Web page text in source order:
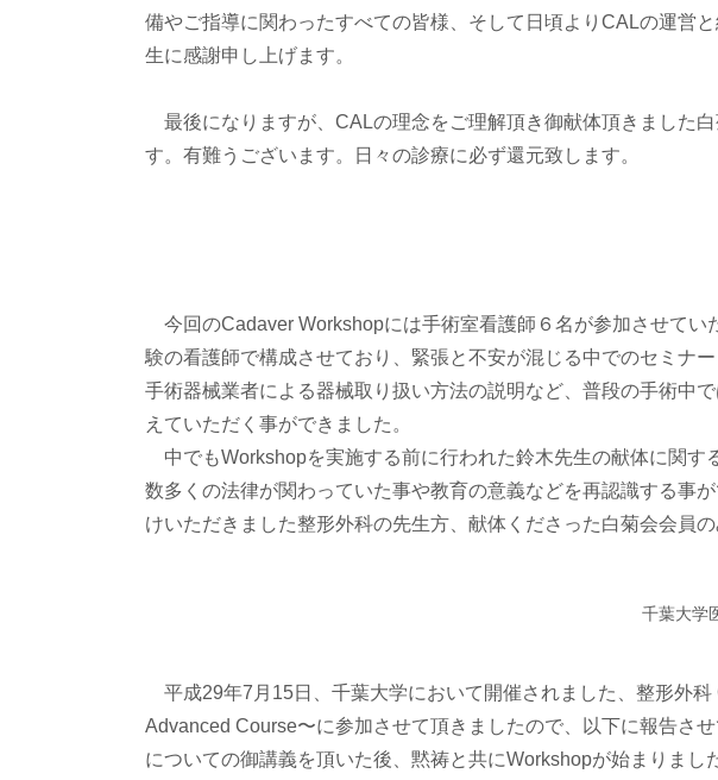
備やご指導に関わったすべての皆様、そして日頃よりCALの運営
生に感謝申し上げます。
最後になりますが、CALの理念をご理解頂き御献体頂きました
す。有難うございます。日々の診療に必ず還元致します。
今回のCadaver Workshopには手術室看護師６名が参加させてい
験の看護師で構成させており、緊張と不安が混じる中でのセミナ
手術器械業者による器械取り扱い方法の説明など、普段の手術中
えていただく事ができました。
中でもWorkshopを実施する前に行われた鈴木先生の献体に関す
数多くの法律が関わっていた事や教育の意義などを再認識する事
けいただきました整形外科の先生方、献体くださった白菊会会員
千葉大学
平成29年7月15日、千葉大学において開催されました、整形外
Advanced Course〜に参加させて頂きましたので、以下に報告さ
についての御講義を頂いた後、黙祷と共にWorkshopが始まりま